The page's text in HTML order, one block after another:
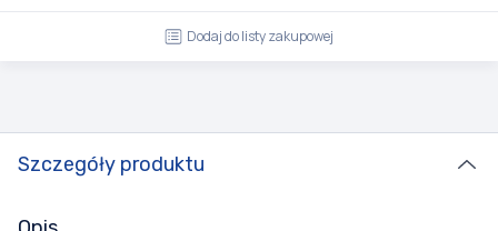
Dodaj do listy zakupowej
Szczegóły produktu